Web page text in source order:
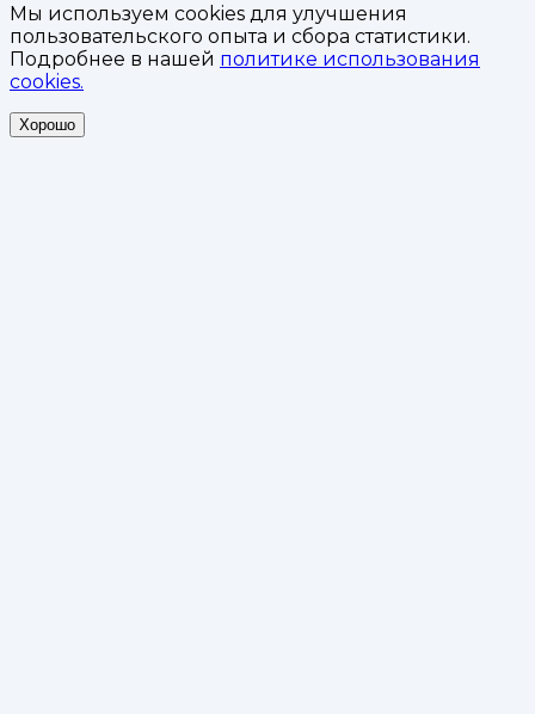
Мы используем cookies для улучшения
пользовательского опыта и сбора статистики.
Подробнее в нашей политике использования
cookies.
Хорошо